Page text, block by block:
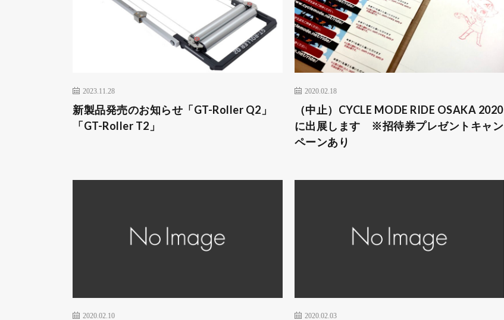
2023.11.28
新製品発売のお知らせ「GT-Roller Q2」
「GT-Roller T2」
2020.02.18
（中止）CYCLE MODE RIDE OSAKA 2020
に出展します ※招待券プレゼントキャン
ペーンあり
2020.02.10 2020.02.03